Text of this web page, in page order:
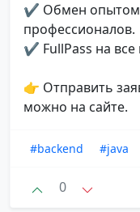
✔ Обмен опытом
профессионалов.
✔ FullPass на все
👉 Отправить
можно на сайте.
#backend #java
0